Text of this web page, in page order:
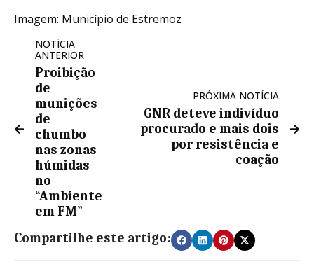
Imagem: Município de Estremoz
NOTÍCIA
ANTERIOR
Proibição
de
munições
de
chumbo
nas zonas
húmidas
no
“Ambiente
em FM”
PRÓXIMA NOTÍCIA
GNR deteve indivíduo
procurado e mais dois
por resistência e
coação
Compartilhe este artigo: